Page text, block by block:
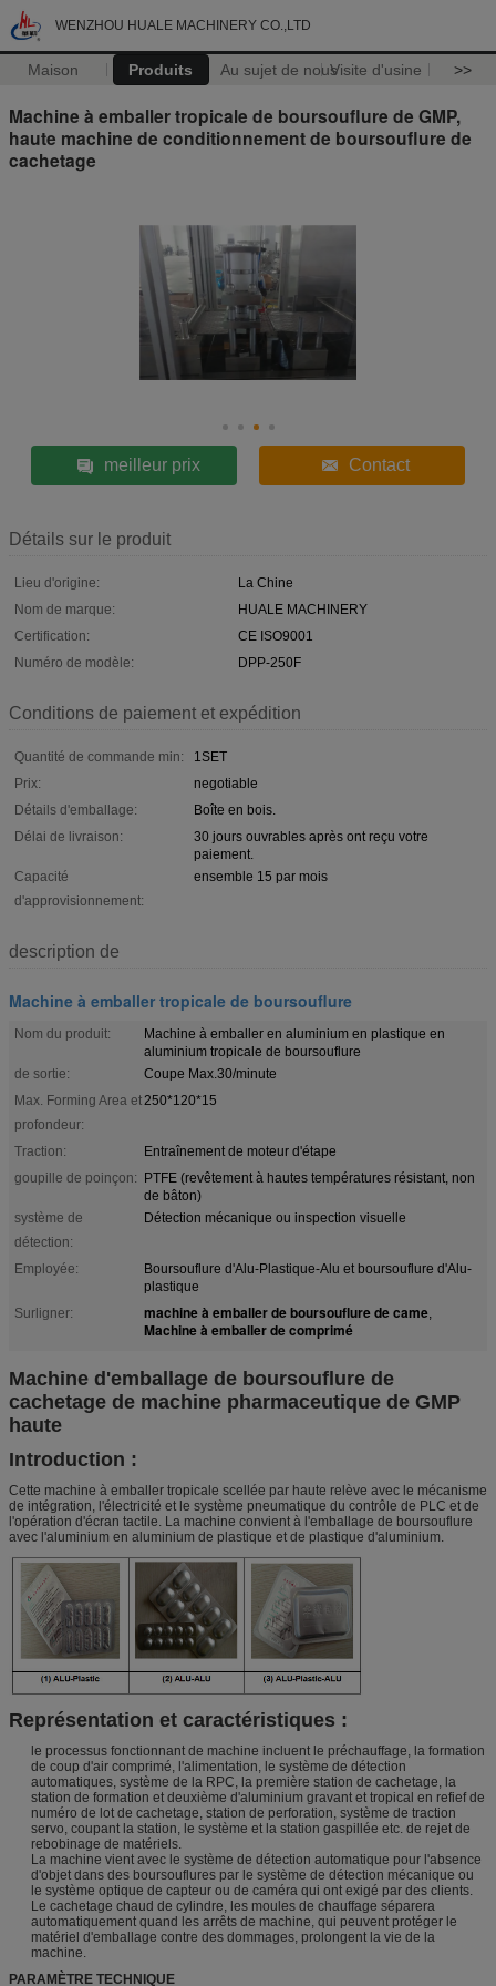
WENZHOU HUALE MACHINERY CO.,LTD
Maison Produits Au sujet de nousVisite d'usine >>
Machine à emballer tropicale de boursouflure de GMP,
haute machine de conditionnement de boursouflure de
cachetage
meilleur prix Contact
Détails sur le produit
Lieu d'origine:
La Chine
Nom de marque:
HUALE MACHINERY
Certification:
CE ISO9001
Numéro de modèle:
DPP-250F
Conditions de paiement et expédition
Quantité de commande min:
1SET
Prix:
negotiable
Détails d'emballage:
Boîte en bois.
Délai de livraison:
30 jours ouvrables après ont reçu votre
paiement.
Capacité
d'approvisionnement:
ensemble 15 par mois
description de
Machine à emballer tropicale de boursouflure
Nom du produit:
Machine à emballer en aluminium en plastique en
aluminium tropicale de boursouflure
de sortie:
Coupe Max.30/minute
Max. Forming Area et
profondeur:
250*120*15
Traction:
Entraînement de moteur d'étape
goupille de poinçon: PTFE (revêtement à hautes températures résistant, non
de bâton)
système de
détection:
Détection mécanique ou inspection visuelle
Employée:
Boursouflure d'Alu-Plastique-Alu et boursouflure d'Alu-
plastique
Surligner:
machine à emballer de boursouflure de came,
Machine à emballer de comprimé
Machine d'emballage de boursouflure de
cachetage de machine pharmaceutique de GMP
haute
Introduction :
Cette machine à emballer tropicale scellée par haute relève avec le mécanisme
de intégration, l'électricité et le système pneumatique du contrôle de PLC et de
l'opération d'écran tactile. La machine convient à l'emballage de boursouflure
avec l'aluminium en aluminium de plastique et de plastique d'aluminium.
Représentation et caractéristiques :
le processus fonctionnant de machine incluent le préchauffage, la formation
de coup d'air comprimé, l'alimentation, le système de détection
automatiques, système de la RPC, la première station de cachetage, la
station de formation et deuxième d'aluminium gravant et tropical en refief de
numéro de lot de cachetage, station de perforation, système de traction
servo, coupant la station, le système et la station gaspillée etc. de rejet de
rebobinage de matériels.
La machine vient avec le système de détection automatique pour l'absence
d'objet dans des boursouflures par le système de détection mécanique ou
le système optique de capteur ou de caméra qui ont exigé par des clients.
Le cachetage chaud de cylindre, les moules de chauffage séparera
automatiquement quand les arrêts de machine, qui peuvent protéger le
matériel d'emballage contre des dommages, prolongent la vie de la
machine.
PARAMÈTRE TECHNIQUE